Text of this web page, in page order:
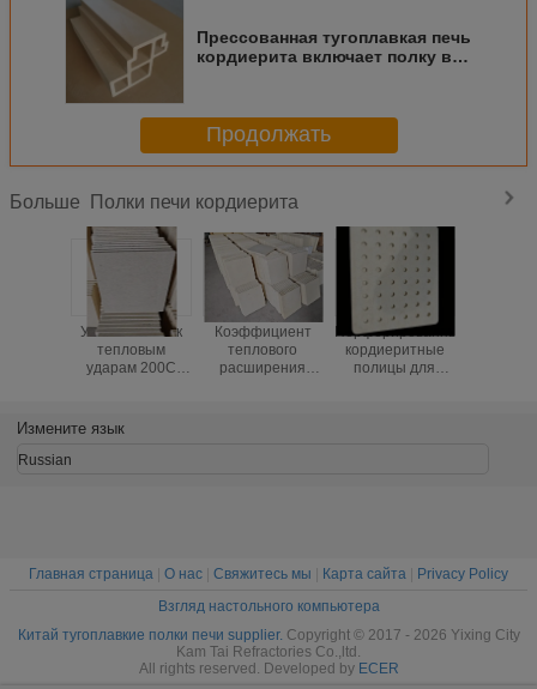
Прессованная тугоплавкая печь
кордиерита включает полку в
Продолжать
Больше Полки печи кордиерита
Устойчивость к
тепловым
ударам 200C
Толщина формы
от 10 до 30 мм
Коэффициент
теплового
расширения
Перфорированные
кордиеритные
полицы для
Измените язык
Russian
Главная страница О нас Свяжитесь мы Карта сайта
Privacy Policy
Взгляд настольного компьютера
Китай тугоплавкие полки печи supplier. Copyright © 2017 - 2026 Yixing City
Kam Tai Refractories Co.,ltd.
All rights reserved. Developed by ECER